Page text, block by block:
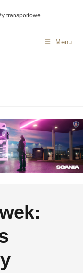
transportowej
Menu